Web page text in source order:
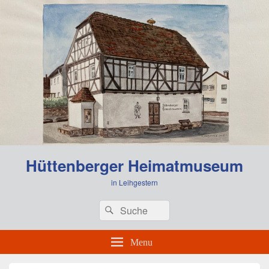
Hüttenberger Heimatmuseum
in Leihgestern
Search
for:
Search
Menu